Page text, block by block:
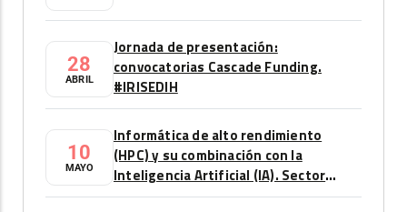
28
ABRIL
Jornada de presentación:
convocatorias Cascade Funding.
#IRISEDIH
10
MAYO
Informática de alto rendimiento
(HPC) y su combinación con la
Inteligencia Artificial (IA). Sector
automoción